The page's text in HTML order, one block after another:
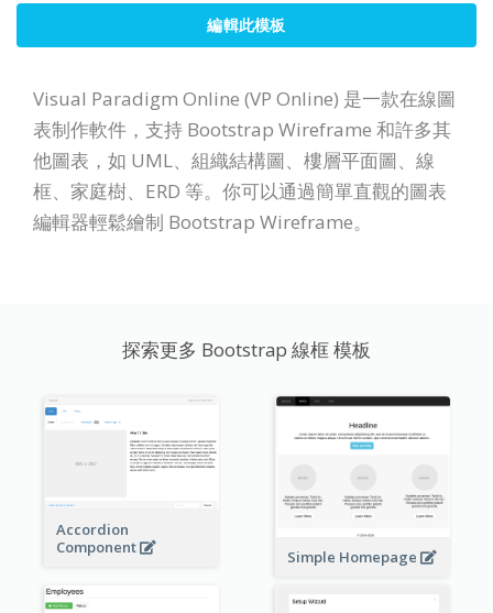
編輯此模板
Visual Paradigm Online (VP Online) 是一款在線圖
表制作軟件，支持 Bootstrap Wireframe 和許多其
他圖表，如 UML、組織結構圖、樓層平面圖、線
框、家庭樹、ERD 等。你可以通過簡單直觀的圖表
編輯器輕鬆繪制 Bootstrap Wireframe。
探索更多 Bootstrap 線框 模板
Accordion
Component
Simple Homepage